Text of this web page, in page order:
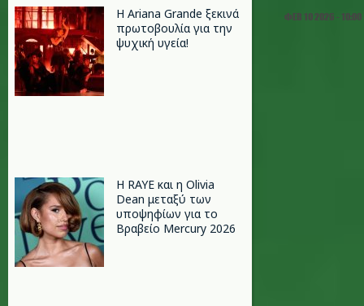
Η Ariana Grande ξεκινά
πρωτοβουλία για την
ψυχική υγεία!
Η RAYE και η Olivia
Dean μεταξύ των
υποψηφίων για το
Βραβείο Mercury 2026
ΦΕΒ 10 2026 - 10:00